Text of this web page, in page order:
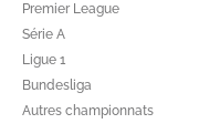
Premier League
Série A
Ligue 1
Bundesliga
Autres championnats